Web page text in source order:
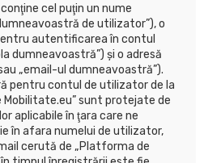
cel puţin un nume
de utilizator”), o
autentificarea în contul
dumneavoastră”) şi o adresă
„email-ul dumneavoastră”).
pentru contul de utilizator de la
sunt protejate de
aplicabile în ţara care ne
în afara numelui de utilizator,
cerută de „Platforma de